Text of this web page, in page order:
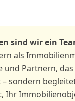
sind wir ein
als
und Partnern,
sondern
Ihr